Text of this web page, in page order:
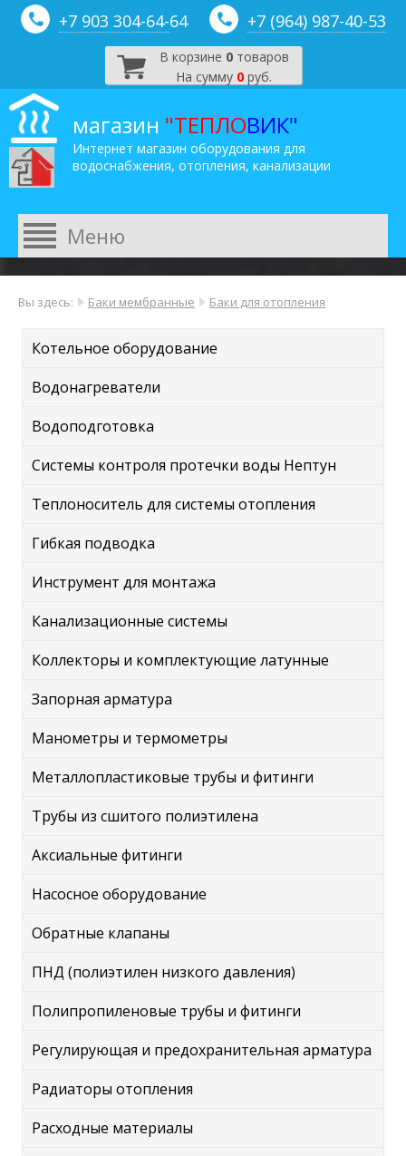
+7 903 304-64-64 +7 (964) 987-40-53
В корзине 0товаров
На сумму 0 руб.
магазин "ТЕПЛОВИК"
Интернет магазин оборудования для
водоснабжения, отопления, канализации
Вы здесь: Баки мембранные Баки для отопления
Котельное оборудование
Водонагреватели
Водоподготовка
Системы контроля протечки воды Нептун
Теплоноситель для системы отопления
Гибкая подводка
Инструмент для монтажа
Канализационные системы
Коллекторы и комплектующие латунные
Запорная арматура
Манометры и термометры
Металлопластиковые трубы и фитинги
Трубы из сшитого полиэтилена
Аксиальные фитинги
Насосное оборудование
Обратные клапаны
ПНД (полиэтилен низкого давления)
Полипропиленовые трубы и фитинги
Регулирующая и предохранительная арматура
Радиаторы отопления
Расходные материалы